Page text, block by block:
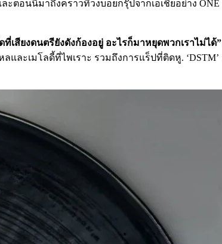
ละตอนนี้มาถึงคราวที่วงบอยกรุ๊ปจากเอเชียอย่าง
ที่เสียงดนตรียังดังก้องอยู่ อะไรก็มาหยุดพวกเราไม่ได้”
ละเมโลดี้ที่ไพเราะ รวมถึงการแร็ปที่ติดหู.